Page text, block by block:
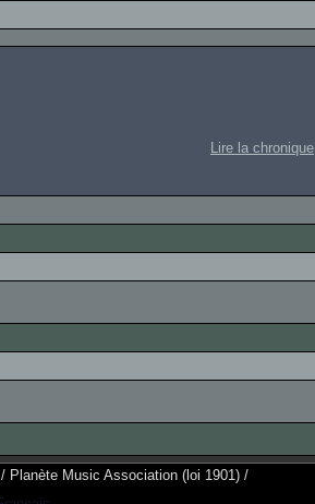
Lire la chronique
Planète Music Association (loi 1901) /